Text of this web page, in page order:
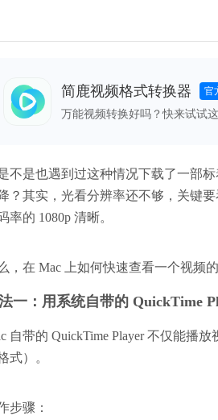
简鹿视频格式转换器 官
万能视频转换好吗？快来试试
不是也遇到过这种情况下载了一部
？其实，光看分辨率还不够，关键
率的 1080p 清晰。
，在 Mac 上如何快速查看一个视频
一：用系统自带的 QuickTime
自带的 QuickTime Player 不仅能播
式）。
步骤：